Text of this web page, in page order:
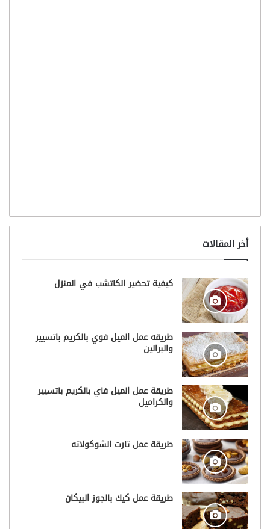
أخر المقالات
كيفية تحضير الكاتشب في المنزل
طريقه عمل الميل فوي بالكريم باتسيير
والبرالين
طريقة عمل الميل فاي بالكريم باتسيير
والكراميل
طريقة عمل تارت الشوكولاته
طريقة عمل كيك بالجوز البيكان